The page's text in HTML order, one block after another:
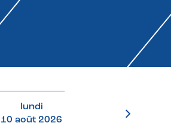
lundi
10 août 2026
11 août